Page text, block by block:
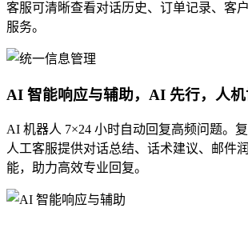
客服可清晰查看对话历史、订单记录、客
服务。
AI 智能响应与辅助，AI 先行，人机
AI 机器人 7×24 小时自动回复高频问题。
人工客服提供对话总结、话术建议、邮件
能，助力高效专业回复。